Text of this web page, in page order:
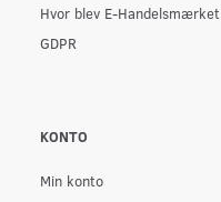
Hvor blev E-
GDPR
KONTO
Min konto